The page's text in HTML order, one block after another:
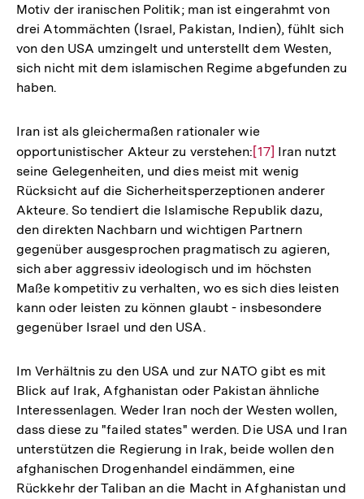
Motiv der iranischen Politik; man ist eingerahmt von
drei Atommächten (Israel, Pakistan, Indien), fühlt sich
von den USA umzingelt und unterstellt dem Westen,
sich nicht mit dem islamischen Regime abgefunden zu
haben.
Iran ist als gleichermaßen rationaler wie
opportunistischer Akteur zu verstehen:Zur
Auflösung
der
Fußnote
[17] Iran nutzt
seine Gelegenheiten, und dies meist mit wenig
Rücksicht auf die Sicherheitsperzeptionen anderer
Akteure. So tendiert die Islamische Republik dazu,
den direkten Nachbarn und wichtigen Partnern
gegenüber ausgesprochen pragmatisch zu agieren,
sich aber aggressiv ideologisch und im höchsten
Maße kompetitiv zu verhalten, wo es sich dies leisten
kann oder leisten zu können glaubt - insbesondere
gegenüber Israel und den USA.
Im Verhältnis zu den USA und zur NATO gibt es mit
Blick auf Irak, Afghanistan oder Pakistan ähnliche
Interessenlagen. Weder Iran noch der Westen wollen,
dass diese zu "failed states" werden. Die USA und Iran
unterstützen die Regierung in Irak, beide wollen den
afghanischen Drogenhandel eindämmen, eine
Rückkehr der Taliban an die Macht in Afghanistan und
Zum